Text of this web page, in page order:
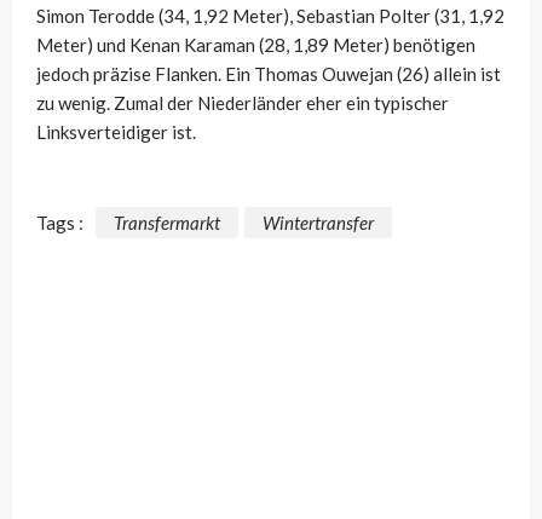
Simon Terodde (34, 1,92 Meter), Sebastian Polter (31, 1,92
Meter) und Kenan Karaman (28, 1,89 Meter) benötigen
jedoch präzise Flanken. Ein Thomas Ouwejan (26) allein ist
zu wenig. Zumal der Niederländer eher ein typischer
Linksverteidiger ist.
Tags : Transfermarkt Wintertransfer